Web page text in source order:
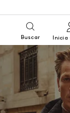
Buscar Inicia